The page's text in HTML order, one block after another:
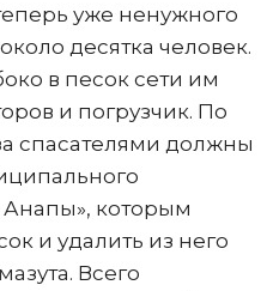
уже ненужного
десятка человек.
в песок сети им
и погрузчик. По
спасателями должны
которым
и удалить из него
Всего